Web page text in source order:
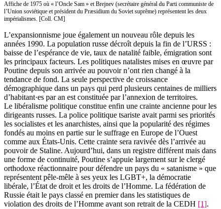
Affiche de 1975 où « l’Oncle Sam » et Brejnev (secrétaire général du Parti communiste de
l’Union soviétique et président du Præsidium du Soviet suprême) représentent les deux
impérialismes. [Coll. CM]
L’expansionnisme joue également un nouveau rôle depuis les
années 1990. La population russe décroît depuis la fin de l’URSS :
baisse de l’espérance de vie, taux de natalité faible, émigration sont
les principaux facteurs. Les politiques natalistes mises en œuvre par
Poutine depuis son arrivée au pouvoir n’ont rien changé à la
tendance de fond. La seule perspective de croissance
démographique dans un pays qui perd plusieurs centaines de milliers
d’habitant·es par an est constituée par l’annexion de territoires.
Le libéralisme politique constitue enfin une crainte ancienne pour les
dirigeants russes. La police politique tsariste avait parmi ses priorités
les socialistes et les anarchistes, ainsi que la popularité des régimes
fondés au moins en partie sur le suffrage en Europe de l’Ouest
comme aux États-Unis. Cette crainte sera ravivée dès l’arrivée au
pouvoir de Staline. Aujourd’hui, dans un registre différent mais dans
une forme de continuité, Poutine s’appuie largement sur le clergé
orthodoxe réactionnaire pour défendre un pays du « satanisme » que
représentent pêle-mêle à ses yeux les LGBT+, la démocratie
libérale, l’État de droit et les droits de l’Homme. La fédération de
Russie était le pays classé en premier dans les statistiques de
violation des droits de l’Homme avant son retrait de la CEDH [1].